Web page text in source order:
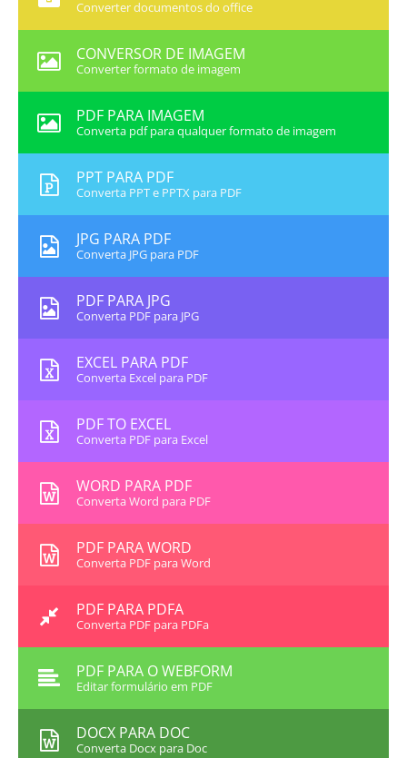
Converter documentos do office
CONVERSOR DE IMAGEM
Converter formato de imagem
PDF PARA IMAGEM
Converta pdf para qualquer formato de imagem
PPT PARA PDF
Converta PPT e PPTX para PDF
JPG PARA PDF
Converta JPG para PDF
PDF PARA JPG
Converta PDF para JPG
EXCEL PARA PDF
Converta Excel para PDF
PDF TO EXCEL
Converta PDF para Excel
WORD PARA PDF
Converta Word para PDF
PDF PARA WORD
Converta PDF para Word
PDF PARA PDFA
Converta PDF para PDFa
PDF PARA O WEBFORM
Editar formulário em PDF
DOCX PARA DOC
Converta Docx para Doc